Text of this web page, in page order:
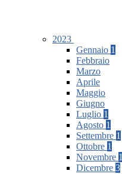
2023
Gennaio 1
Febbraio
Marzo
Aprile
Maggio
Giugno
Luglio 1
Agosto 1
Settembre 1
Ottobre 1
Novembre 1
Dicembre 3